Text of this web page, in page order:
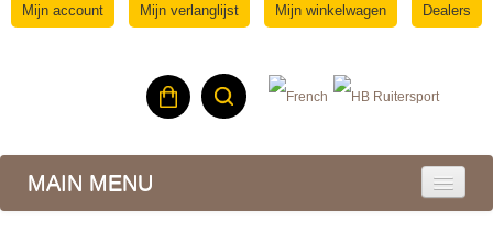
Mijn account Mijn verlanglijst Mijn winkelwagen Dealers
MAIN MENU